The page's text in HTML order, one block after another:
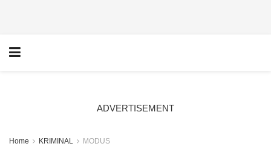
ADVERTISEMENT
Home KRIMINAL MODUS